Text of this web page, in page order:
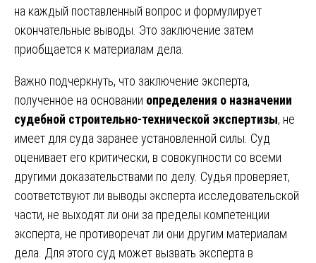
на каждый поставленный вопрос и формулирует
окончательные выводы. Это заключение затем
приобщается к материалам дела.
Важно подчеркнуть, что заключение эксперта,
полученное на основании определения о назначении
судебной строительно-технической экспертизы, не
имеет для суда заранее установленной силы. Суд
оценивает его критически, в совокупности со всеми
другими доказательствами по делу. Судья проверяет,
соответствуют ли выводы эксперта исследовательской
части, не выходят ли они за пределы компетенции
эксперта, не противоречат ли они другим материалам
дела. Для этого суд может вызвать эксперта в